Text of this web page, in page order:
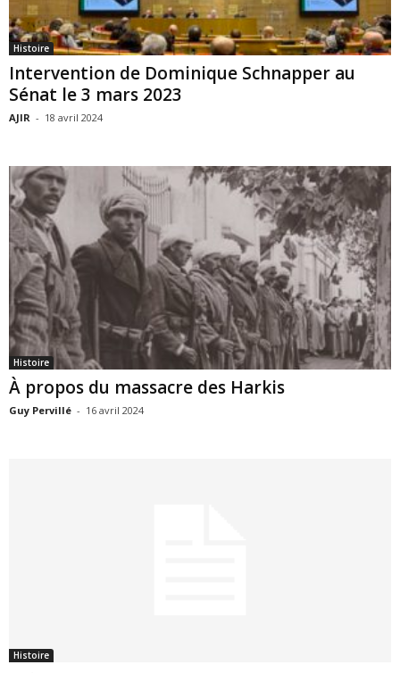
Histoire
Intervention de Dominique Schnapper au
Sénat le 3 mars 2023
AJIR - 18 avril 2024
Histoire
À propos du massacre des Harkis
Guy Pervillé - 16 avril 2024
Histoire